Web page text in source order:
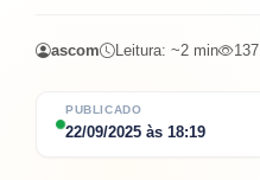
PUBLICADO
22/09/2025 às 18:19
ascom Leitura: ~2 min 137